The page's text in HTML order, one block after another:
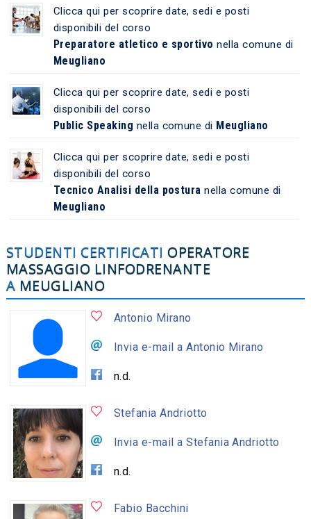
Clicca qui per scoprire date, sedi e posti
disponibili del corso
Preparatore atletico e sportivo nella comune di
Meugliano
Clicca qui per scoprire date, sedi e posti
disponibili del corso
Public Speaking nella comune di Meugliano
Clicca qui per scoprire date, sedi e posti
disponibili del corso
Tecnico Analisi della postura nella comune di
Meugliano
STUDENTI CERTIFICATIOPERATORE
MASSAGGIO LINFODRENANTE
A MEUGLIANO
Antonio Mirano
Invia e-mail a Antonio Mirano
n.d.
Stefania Andriotto
Invia e-mail a Stefania Andriotto
n.d.
Fabio Bacchini